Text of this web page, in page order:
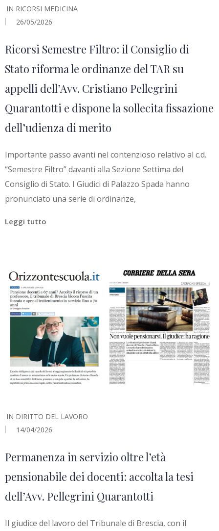
IN RICORSI MEDICINA
26/05/2026
Ricorsi Semestre Filtro: il Consiglio di
Stato riforma le ordinanze del TAR su
appelli dell’Avv. Cristiano Pellegrini
Quarantotti e dispone la sollecita fissazione
dell’udienza di merito
Importante passo avanti nel contenzioso relativo al c.d.
“Semestre Filtro” davanti alla Sezione Settima del
Consiglio di Stato. I Giudici di Palazzo Spada hanno
pronunciato una serie di ordinanze,
Leggi tutto
IN DIRITTO DEL LAVORO
14/04/2026
Permanenza in servizio oltre l’età
pensionabile dei docenti: accolta la tesi
dell’Avv. Pellegrini Quarantotti
Il giudice del lavoro del Tribunale di Brescia, con il